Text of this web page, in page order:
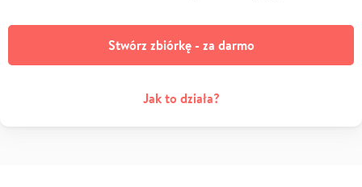
Stwórz zbiórkę - za darmo
Jak to działa?